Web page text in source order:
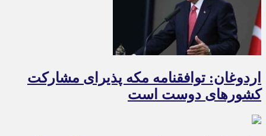
اردوغان: توافقنامه مکه پذیرای مشارکت
کشورهای دوست است